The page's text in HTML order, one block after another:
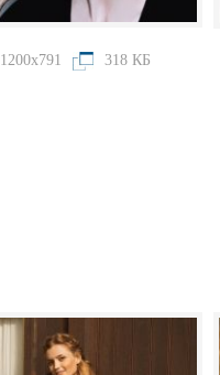
1200x791 318 КБ